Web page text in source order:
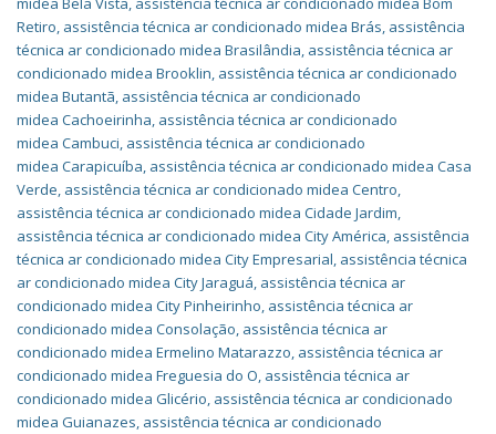
Retiro, assistência técnica ar condicionado midea Brás, assistência
técnica ar condicionado midea Brasilândia, assistência técnica ar
condicionado midea Brooklin, assistência técnica ar condicionado
midea Butantã, assistência técnica ar condicionado
midea Cachoeirinha, assistência técnica ar condicionado
midea Cambuci, assistência técnica ar condicionado
midea Carapicuíba, assistência técnica ar condicionado midea Casa
Verde, assistência técnica ar condicionado midea Centro,
assistência técnica ar condicionado midea Cidade Jardim,
assistência técnica ar condicionado midea City América, assistência
técnica ar condicionado midea City Empresarial, assistência técnica
ar condicionado midea City Jaraguá, assistência técnica ar
condicionado midea City Pinheirinho, assistência técnica ar
condicionado midea Consolação, assistência técnica ar
condicionado midea Ermelino Matarazzo, assistência técnica ar
condicionado midea Freguesia do O, assistência técnica ar
condicionado midea Glicério, assistência técnica ar condicionado
midea Guianazes, assistência técnica ar condicionado